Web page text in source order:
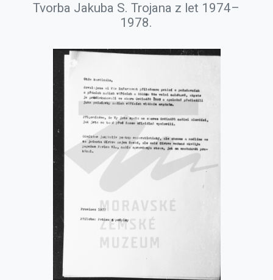
Tvorba Jakuba S. Trojana z let 1974–
1978.